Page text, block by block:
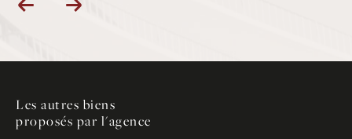
Les autres biens
proposés par l'agence